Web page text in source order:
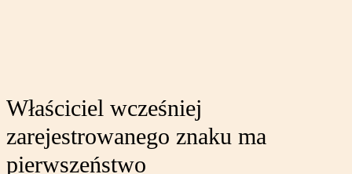
Właściciel wcześniej
zarejestrowanego znaku ma
pierwszeństwo